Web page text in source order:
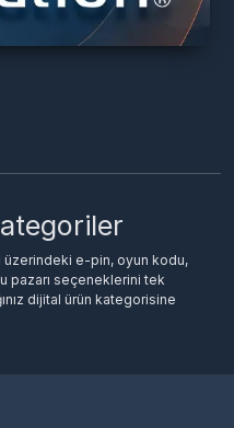
üzerindeki e-pin, oyun kodu,
pazarı seçeneklerini tek
dijital ürün kategorisine